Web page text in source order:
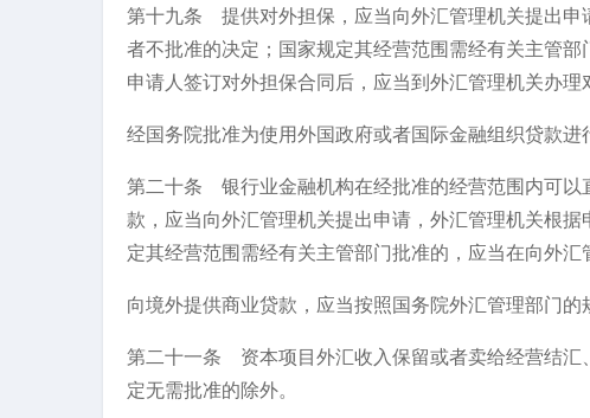
第十九条 提供对外担保，应当向外汇管理机关提出申
者不批准的决定；国家规定其经营范围需经有关主管
申请人签订对外担保合同后，应当到外汇管理机关办理
经国务院批准为使用外国政府或者国际金融组织贷款进
第二十条 银行业金融机构在经批准的经营范围内可以
款，应当向外汇管理机关提出申请，外汇管理机关根
定其经营范围需经有关主管部门批准的，应当在向外汇
向境外提供商业贷款，应当按照国务院外汇管理部门的
第二十一条 资本项目外汇收入保留或者卖给经营结汇
定无需批准的除外。